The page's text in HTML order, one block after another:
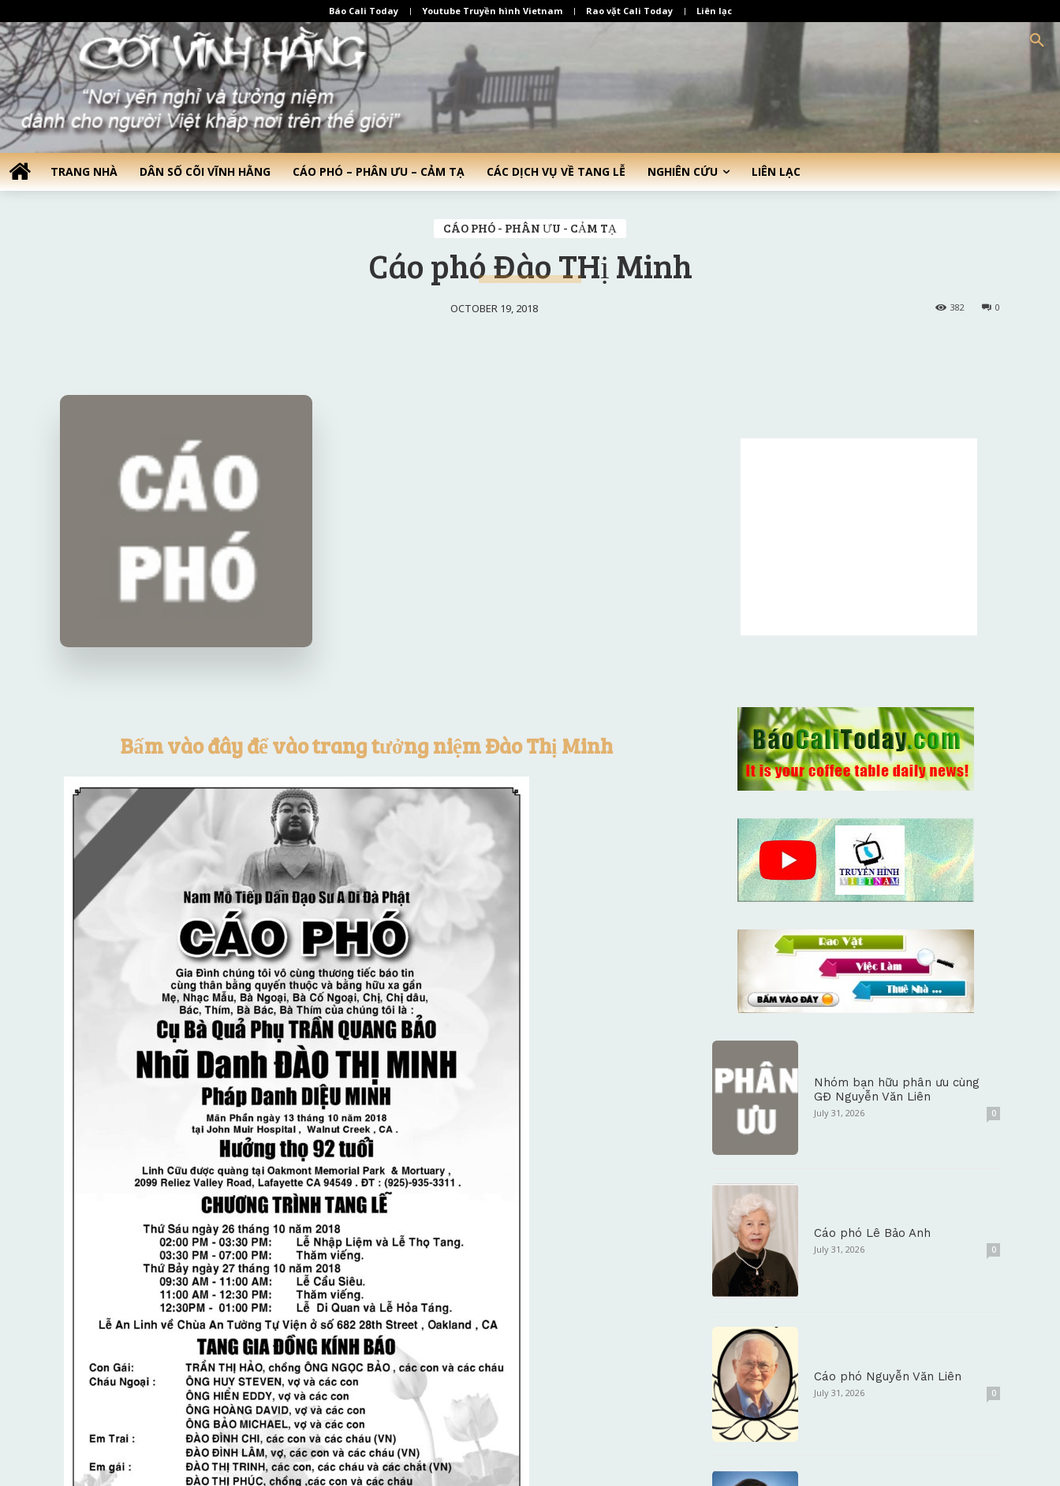
Báo Cali Today Youtube Truyền hình Vietnam Rao vặt Cali Today Liên lạc
TRANG NHÀ DÂN SỐ CÕI VĨNH HẰNG CÁO PHÓ – PHÂN ƯU – CẢM TẠ CÁC DỊCH VỤ VỀ TANG LỄ NGHIÊN CỨU LIÊN LẠC
CÁO PHÓ - PHÂN ƯU - CẢM TẠ
Cáo phó Đào THị Minh
OCTOBER 19, 2018 0
382
Bấm vào đây để vào trang tưởng niệm Đào Thị Minh
Nhóm bạn hữu phân ưu cùng
GĐ Nguyễn Văn Liên
July 31, 2026 0
Cáo phó Lê Bảo Anh
July 31, 2026 0
Cáo phó Nguyễn Văn Liên
July 31, 2026 0